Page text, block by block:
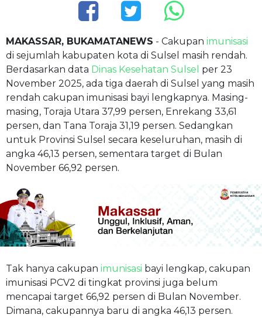
MAKASSAR, BUKAMATANEWS - Cakupan imunisasi
di sejumlah kabupaten kota di Sulsel masih rendah.
Berdasarkan data Dinas Kesehatan Sulsel per 23
November 2025, ada tiga daerah di Sulsel yang masih
rendah cakupan imunisasi bayi lengkapnya. Masing-
masing, Toraja Utara 37,99 persen, Enrekang 33,61
persen, dan Tana Toraja 31,19 persen. Sedangkan
untuk Provinsi Sulsel secara keseluruhan, masih di
angka 46,13 persen, sementara target di Bulan
November 66,92 persen.
Tak hanya cakupan imunisasi bayi lengkap, cakupan
imunisasi PCV2 di tingkat provinsi juga belum
mencapai target 66,92 persen di Bulan November.
Dimana, cakupannya baru di angka 46,13 persen.